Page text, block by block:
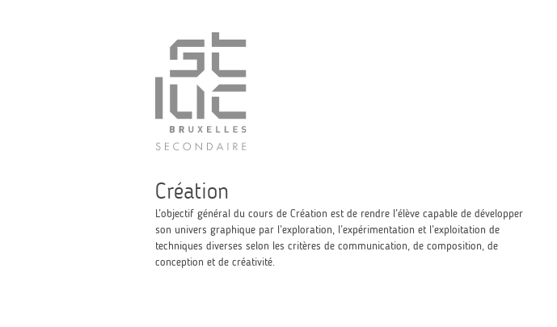
Création
L’objectif général du cours de Création est de rendre l’élève capable de développer
son univers graphique par l’exploration, l’expérimentation et l’exploitation de
techniques diverses selon les critères de communication, de composition, de
conception et de créativité.